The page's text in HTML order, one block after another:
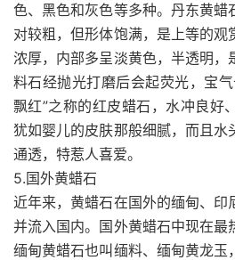
色、黑色和灰色等多种。丹东黄蜡
对较粗，但形体饱满，是上等的观
浓厚，内部多呈淡黄色，半透明，
料石经抛光打磨后会起荧光，宝
飘红”之称的红皮蜡石，水冲良好
犹如婴儿的皮肤那般细腻，而且水
通透，特惹人喜爱。
5.国外黄蜡石
近年来，黄蜡石在国外的缅甸、印
并流入国内。国外黄蜡石中现在最
缅甸黄蜡石也叫缅料、缅甸黄龙玉